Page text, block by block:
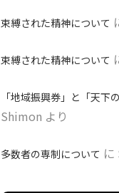
束縛された精神について
束縛された精神について
「地域振興券」と「天下
Shimon より
多数者の専制について に